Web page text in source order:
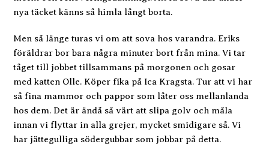
nya täcket känns så himla långt borta.
Men så länge turas vi om att sova hos varandra. Eriks
föräldrar bor bara några minuter bort från mina. Vi tar
tåget till jobbet tillsammans på morgonen och gosar
med katten Olle. Köper fika på Ica Kragsta. Tur att vi har
så fina mammor och pappor som låter oss mellanlanda
hos dem. Det är ändå så värt att slipa golv och måla
innan vi flyttar in alla grejer, mycket smidigare så. Vi
har jättegulliga södergubbar som jobbar på detta.